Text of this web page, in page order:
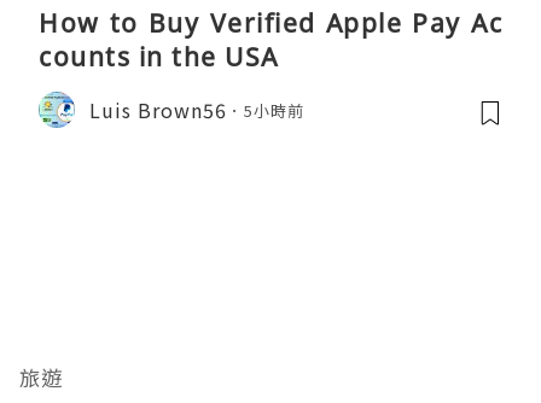
How to Buy Verified Apple Pay Ac
counts in the USA
Luis Brown56 5小時前
旅遊